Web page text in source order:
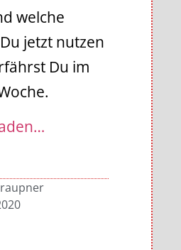
welche
jetzt nutzen
Du im